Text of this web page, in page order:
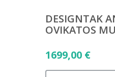
DESIGNTAK
OVIKATOS
1699,00 €